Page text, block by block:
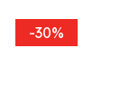
-30%